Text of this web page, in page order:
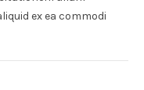
ex ea commodi